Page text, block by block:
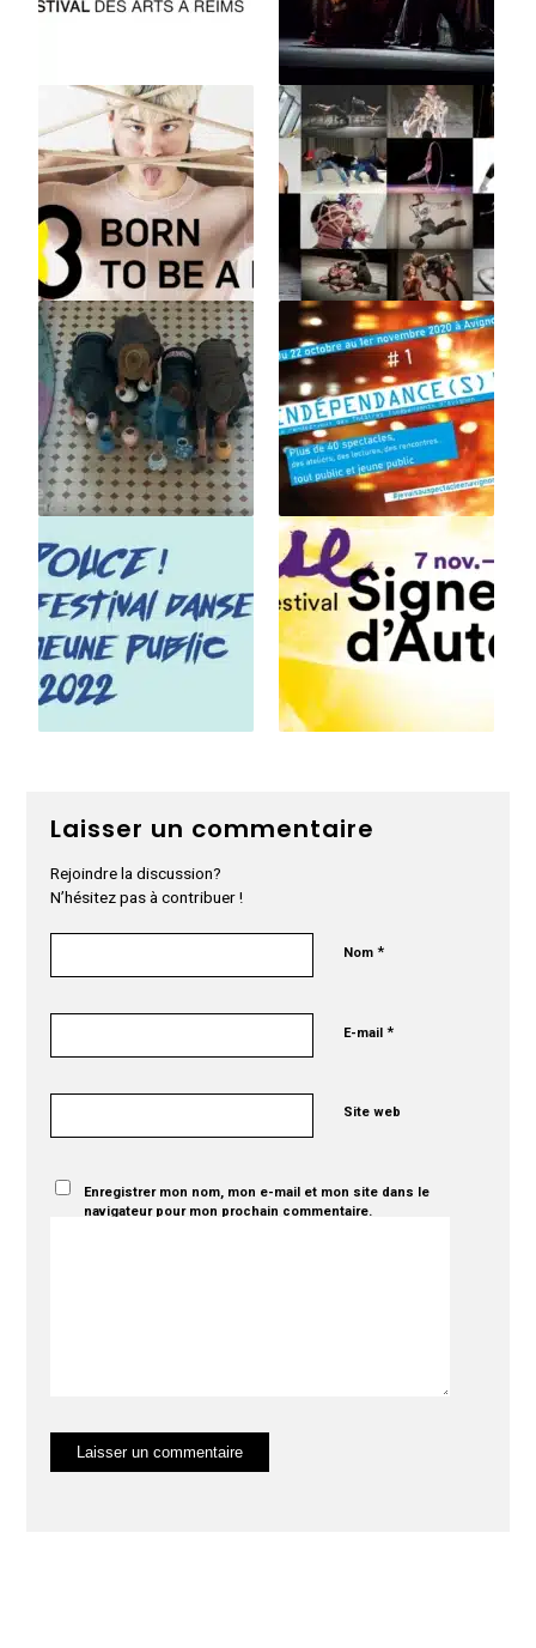
Laisser un commentaire
Rejoindre la discussion?
N’hésitez pas à contribuer !
Nom*
E-mail*
Site web
Enregistrer mon nom, mon e-mail et mon site dans le
navigateur pour mon prochain commentaire.